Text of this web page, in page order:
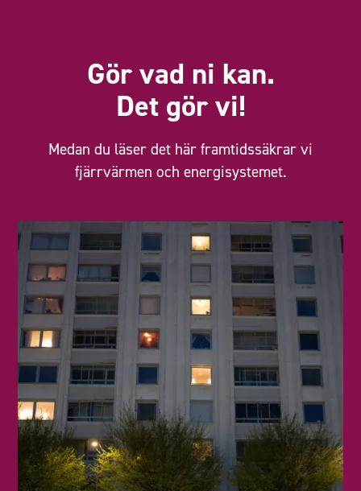
Gör vad ni kan.
Det gör vi!
Medan du läser det här framtidssäkrar vi
fjärrvärmen och energisystemet.